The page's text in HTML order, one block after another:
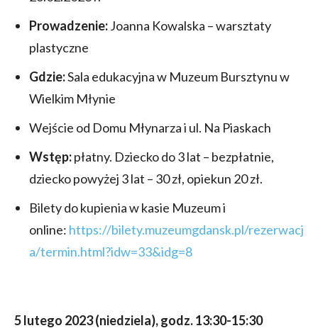
Prowadzenie:Joanna Kowalska – warsztaty
plastyczne
Gdzie:Sala edukacyjna w Muzeum Bursztynu w
Wielkim Młynie
Wejście od Domu Młynarza i ul. Na Piaskach
Wstęp:płatny. Dziecko do 3 lat – bezpłatnie,
dziecko powyżej 3 lat – 30 zł, opiekun 20 zł.
Bilety do kupienia w kasie Muzeum i
online: https://bilety.muzeumgdansk.pl/rezerwacj
a/termin.html?idw=33&idg=8
5 lutego 2023 (niedziela), godz. 13:30-15:30